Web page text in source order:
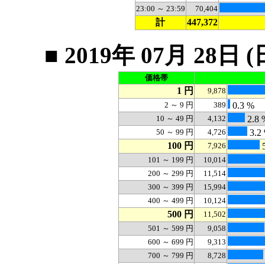
23:00 ～ 23:59
70,404
計 447,372
■ 2019年 07月 28日
価格帯
1 円
9,878
2 ～ 9 円
389 0.3 %
10 ～ 49 円 4,132 2.8
50 ～ 99 円 4,726
3.2
100 円
7,926
101 ～ 199 円
10,014
200 ～ 299 円
11,514
300 ～ 399 円
15,994
400 ～ 499 円
10,124
500 円
11,502
501 ～ 599 円
9,058
600 ～ 699 円
9,313
700 ～ 799 円
8,728